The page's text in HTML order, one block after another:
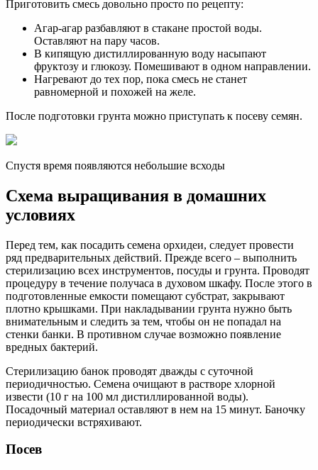
Приготовить смесь довольно просто по рецепту:
Агар-агар разбавляют в стакане простой воды.
Оставляют на пару часов.
В кипящую дистиллированную воду насыпают
фруктозу и глюкозу. Помешивают в одном направлении.
Нагревают до тех пор, пока смесь не станет
равномерной и похожей на желе.
После подготовки грунта можно приступать к посеву семян.
Спустя время появляются небольшие всходы
Схема выращивания в домашних
условиях
Перед тем, как посадить семена орхидеи, следует провести
ряд предварительных действий. Прежде всего – выполнить
стерилизацию всех инструментов, посуды и грунта. Проводят
процедуру в течение получаса в духовом шкафу. После этого в
подготовленные емкости помещают субстрат, закрывают
плотно крышками. При накладывании грунта нужно быть
внимательным и следить за тем, чтобы он не попадал на
стенки банки. В противном случае возможно появление
вредных бактерий.
Стерилизацию банок проводят дважды с суточной
периодичностью. Семена очищают в растворе хлорной
извести (10 г на 100 мл дистиллированной воды).
Посадочный материал оставляют в нем на 15 минут. Баночку
периодически встряхивают.
Посев